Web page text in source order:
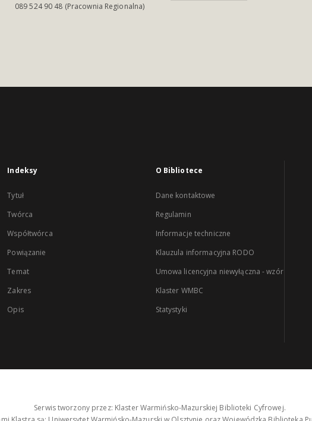
089 524 90 48 (Pracownia Regionalna)
Indeksy
Tytuł
Twórca
Współtwórca
Powiązanie
Temat
Zakres
Opis
O Bibliotece
Dane kontaktowe
Regulamin
Informacje techniczne
Klauzula informacyjna RODO
Umowa licencyjna niewyłączna - wzór
Klaster WMBC
Statystyki
Serwis tworzony przez: Klaster Warmińsko-Mazurskiej Biblioteki Cyfrowej.